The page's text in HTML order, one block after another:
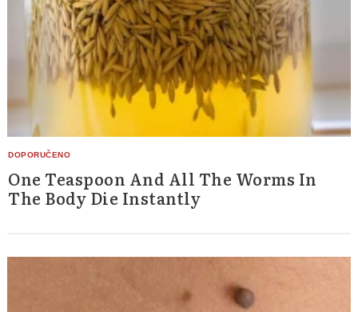
One Teaspoon And All The Worms In
The Body Die Instantly